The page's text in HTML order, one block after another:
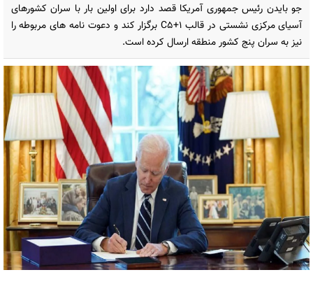
جو بایدن رئیس جمهوری آمریکا قصد دارد برای اولین بار با سران کشورهای
آسیای مرکزی نشستی در قالب C۵+۱ برگزار کند و دعوت نامه های مربوطه را
نیز به سران پنج کشور منطقه ارسال کرده است.